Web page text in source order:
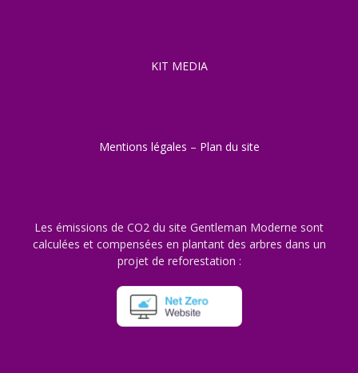
KIT MEDIA
Mentions légales – Plan du site
Les émissions de CO2 du site Gentleman Moderne sont
calculées et compensées en plantant des arbres dans un
projet de reforestation :